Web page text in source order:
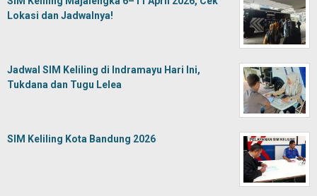
Lokasi dan Jadwalnya!
Jadwal SIM Keliling di Indramayu Hari Ini,
Tukdana dan Tugu Lelea
SIM Keliling Kota Bandung 2026